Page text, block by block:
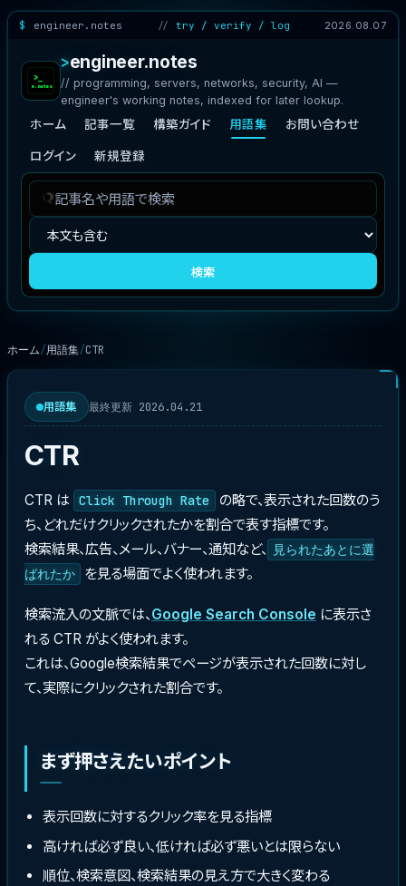
engineer.notes try / verify / log 2026.08.07
engineer.notes
// programming, servers, networks, security, AI —
engineer's working notes, indexed for later lookup.
ホーム 記事一覧 構築ガイド 用語集 お問い合わせ
ログイン 新規登録
事
検
索
索
象
検索
ホーム 用語集 CTR
用語集 最終更新 2026.04.21
CTR
CTR は Click Through Rate
の略で、表示された回数のう
ち、どれだけクリックされたかを割合で表す指標です。
検索結果、広告、メール、バナー、通知など、
見られたあとに選
ばれたか
を見る場面でよく使われます。
検索流入の文脈では、Google Search Console に表示さ
れる CTR がよく使われます。
これは、Google検索結果でページが表示された回数に対し
て、実際にクリックされた割合です。
まず押さえたいポイント
表示回数に対するクリック率を見る指標
高ければ必ず良い、低ければ必ず悪いとは限らない
順位、検索意図、検索結果の見え方で大きく変わる